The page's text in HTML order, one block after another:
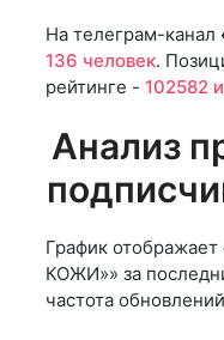
На телеграм-канал
136 человек.
рейтинге - 102582
Анализ
График
КОЖИ»» за
частота